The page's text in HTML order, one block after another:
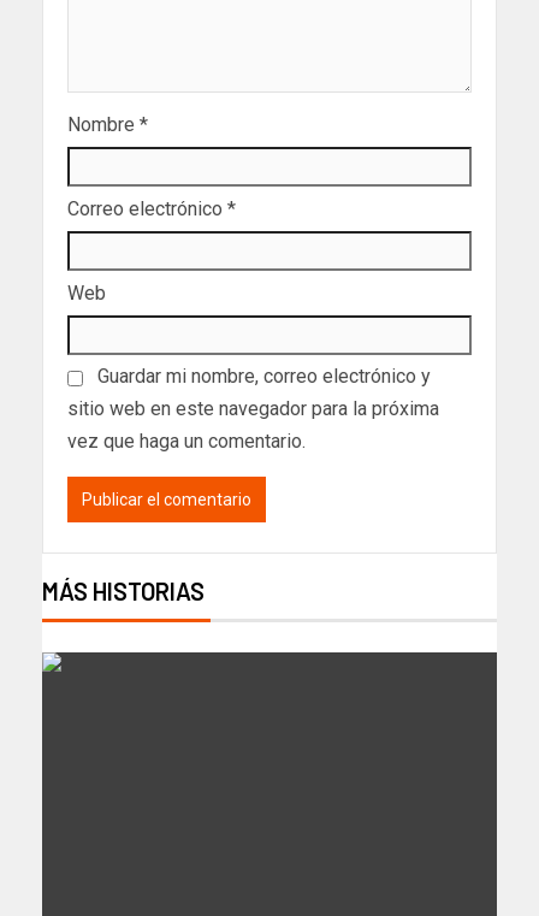
Nombre *
Correo electrónico *
Web
Guardar mi nombre, correo electrónico y
sitio web en este navegador para la próxima
vez que haga un comentario.
MÁS HISTORIAS